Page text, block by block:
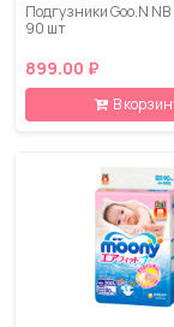
Подгузники Goo.N NB
90 шт
899.00 ₽
В